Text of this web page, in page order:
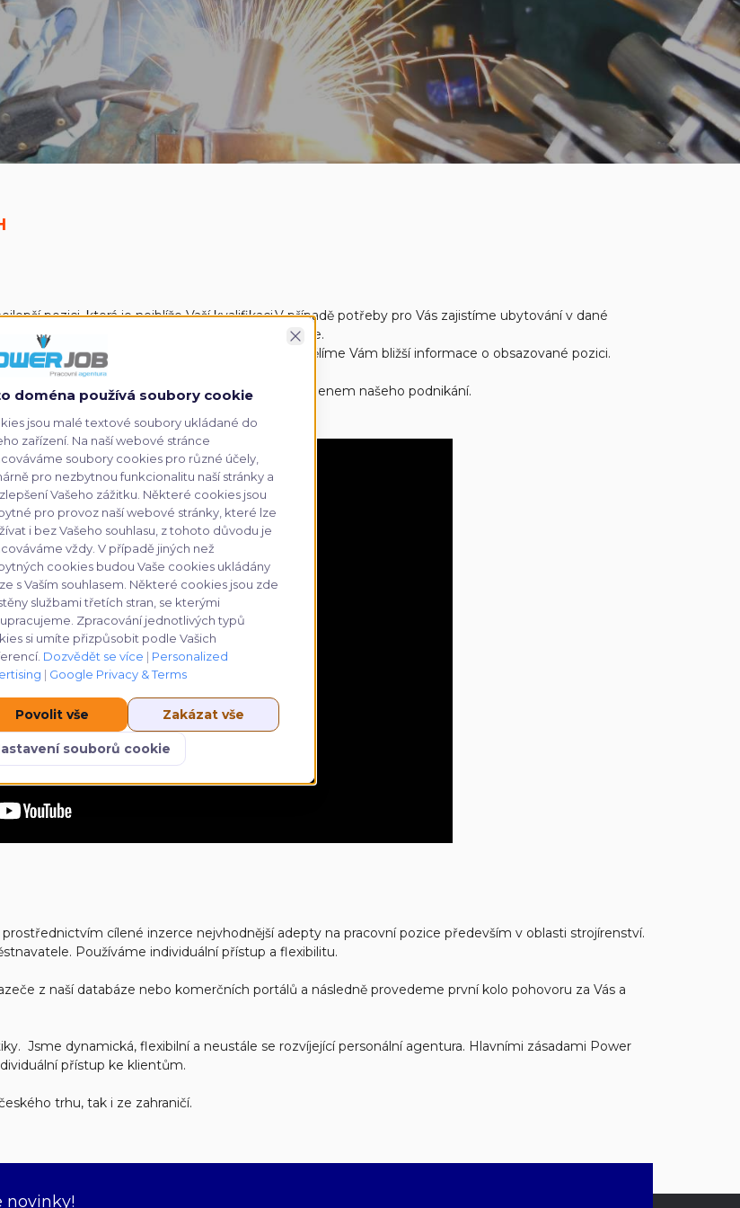
pozici, která je nejblíže Vaší kvalifikaci.V případě potřeby pro Vás zajistíme ubytování v dané
povede k nalezení dobře hodnocené práce.
konkrétní pracovní nabídku, oslovíme Vás a sdělíme Vám bližší informace o obsazované pozici.
je pro nás tím nejzákladnějším stavebním kamenem našeho podnikání.
cílené inzerce nejvhodnější adepty na pracovní pozice především v oblasti strojírenství.
Používáme individuální přístup a flexibilitu.
z naší databáze nebo komerčních portálů a následně provedeme první kolo pohovoru za Vás a
Jsme dynamická, flexibilní a neustále se rozvíjející personální agentura. Hlavními zásadami Power
přístup ke klientům.
trhu, tak i ze zahraničí.
novinky!
Zavřít
doména používá soubory cookie
jsou malé textové soubory ukládané do
zařízení. Na naší webové stránce
soubory cookies pro různé účely,
pro nezbytnou funkcionalitu naší stránky a
Vašeho zážitku. Některé cookies jsou
pro provoz naší webové stránky, které lze
i bez Vašeho souhlasu, z tohoto důvodu je
vždy. V případě jiných než
cookies budou Vaše cookies ukládány
s Vaším souhlasem. Některé cookies jsou zde
službami třetích stran, se kterými
Zpracování jednotlivých typů
si umíte přizpůsobit podle Vašich
Dozvědět se více | Personalized
| Google Privacy & Terms
Povolit vše Zakázat vše
souborů cookie